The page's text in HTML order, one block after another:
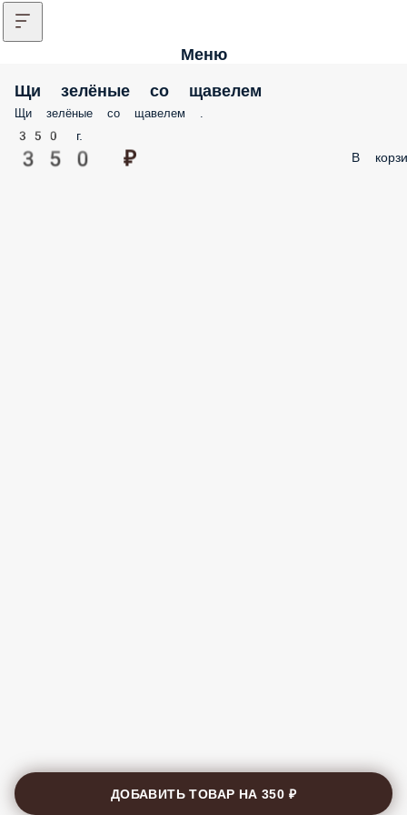
Меню
Щи зелёные со щавелем
Щи зелёные со щавелем .
350 г.
350 ₽ В
ДОБАВИТЬ ТОВАР НА350 ₽